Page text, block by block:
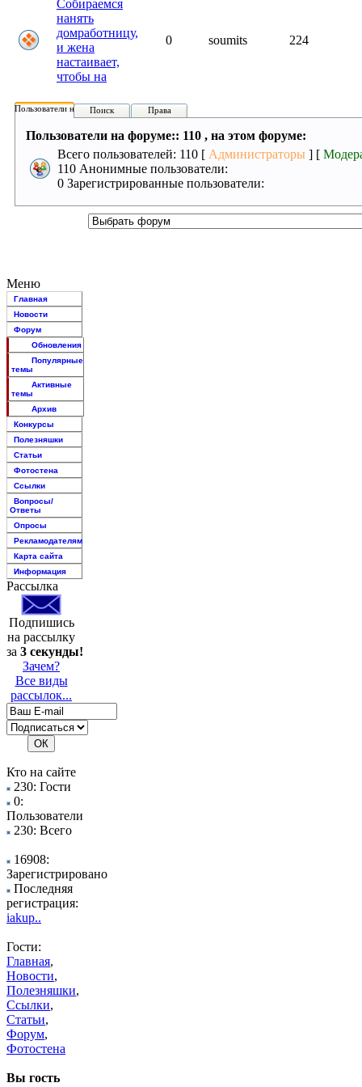
Собираемся
нанять
домработницу,
и жена
настаивает,
чтобы на
0 soumits 224
Пользователи на форуме:
Поиск Права
Пользователи на форуме:: 110 , на этом форуме:
Всего пользователей: 110 [ Администраторы ] [
110 Анонимные пользователи:
0 Зарегистрированные пользователи:
Меню
Главная
Новости
Форум
Обновления
Популярные
темы
Активные
темы
Архив
Конкурсы
Полезняшки
Статьи
Фотостена
Ссылки
Вопросы/
Ответы
Опросы
Рекламодателям
Карта сайта
Информация
Рассылка
Подпишись
на рассылку
за 3 секунды!
Зачем?
Все виды
рассылок...
Кто на сайте
230: Гости
0:
Пользователи
230: Всего
16908:
Зарегистрировано
Последняя
регистрация:
iakup..
Гости:
Главная,
Новости,
Полезняшки,
Ссылки,
Статьи,
Форум,
Фотостена
Вы гость